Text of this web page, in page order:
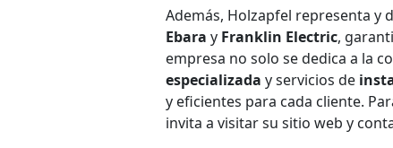
Además, Holzapfel representa y
Ebara y Franklin Electric,
empresa no solo se dedica a la
especializada y servicios de
y eficientes para cada cliente.
invita a visitar su sitio web y